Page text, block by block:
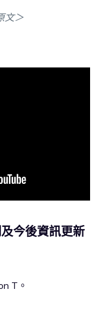
文＞
今後資訊更新
T。